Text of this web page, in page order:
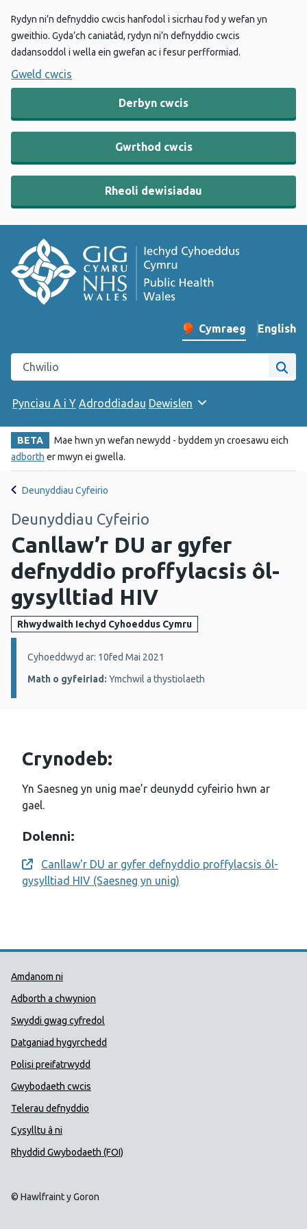
Rydyn ni’n defnyddio cwcis hanfodol i sicrhau fod y wefan yn
gweithio. Gyda’ch caniatâd, rydyn ni’n defnyddio cwcis
dadansoddol i wella ein gwefan ac i fesur perfformiad.
Gweld cwcis
Derbyn cwcis
Gwrthod cwcis
Rheoli dewisiadau
Newid iaith y wefan
Cymraeg English
–
Chwilio gwefan Iechyd Cyhoeddus Cymru
Pynciau A i Y Adroddiadau Dewislen
BETA
Mae hwn yn wefan newydd - byddem yn croesawu eich
adborth er mwyn ei gwella.
Deunyddiau Cyfeirio
Deunyddiau Cyfeirio
Canllaw’r DU ar gyfer
defnyddio proffylacsis ôl-
gysylltiad HIV
Rhwydwaith Iechyd Cyhoeddus Cymru
Manylion:
Cyhoeddwyd ar: 10fed Mai 2021
Math o gyfeiriad: Ymchwil a thystiolaeth
Crynodeb:
Yn Saesneg yn unig mae’r deunydd cyfeirio hwn ar
gael.
Dolenni:
Opens a new window
Canllaw'r DU ar gyfer defnyddio proffylacsis ôl-
gysylltiad HIV (Saesneg yn unig)
Dolenni Cymorth Iechyd
Amdanom ni
Adborth a chwynion
Swyddi gwag cyfredol
Datganiad hygyrchedd
Polisi preifatrwydd
Gwybodaeth cwcis
Telerau defnyddio
Cysylltu â ni
Rhyddid Gwybodaeth (FOI)
© Hawlfraint y Goron